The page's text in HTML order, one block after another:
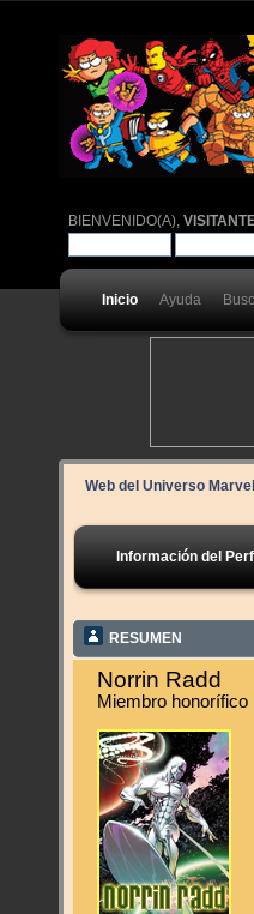
BIENVENIDO(A),
Inicio Ayuda
Web del Universo Marvel
Información del
RESUMEN
Norrin Radd
Miembro honorífico